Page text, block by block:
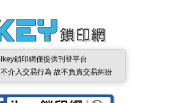
ikey鎖印網僅提供刊登平台
不介入交易行為 故不負責交易糾紛